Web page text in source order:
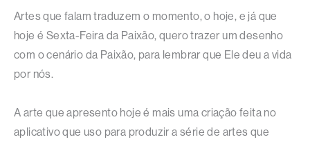
Artes que falam traduzem o momento, o hoje, e já que
hoje é Sexta-Feira da Paixão, quero trazer um desenho
com o cenário da Paixão, para lembrar que Ele deu a vida
por nós.
A arte que apresento hoje é mais uma criação feita no
aplicativo que uso para produzir a série de artes que